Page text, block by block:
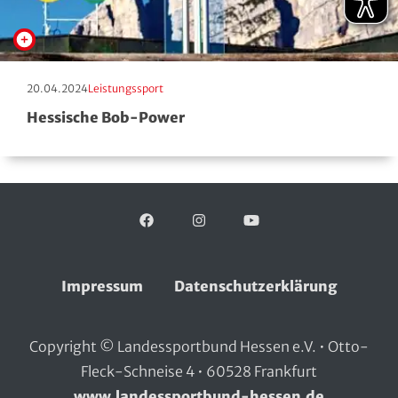
Erscheinungstag:
20.04.2024
Kategorie: Leistungssport
Hessische Bob-Power
Folgen Sie uns auf:
FacebookInstagramYouTube
Impressum Datenschutzerklärung
Copyright © Landessportbund Hessen e.V. • Otto-
Fleck-Schneise 4 • 60528 Frankfurt